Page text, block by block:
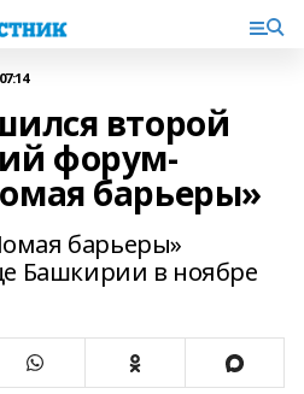
второй
форум-
барьеры»
барьеры»
Башкирии в ноябре